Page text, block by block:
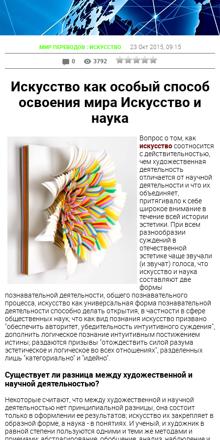
МИР ПЕРЕВОДОВ: ИСКУССТВО 23 Окт 2015 , 09:15
0
3792
Искусство как особый способ
освоения мира Искусство и
наука
Вопрос о том, как
искусствосоотносится
с действительностью,
чем художественная
деятельность
отличается от научной
деятельности и что их
объединяет,
притягивало к себе
широкое внимание в
течение всей истории
эстетики. При всем
разнообразии
суждений в
отечественной
эстетике чаще звучали
(и звучат) голоса, что
искусство и наука
составляют две
формы
познавательной деятельности, общего познавательного
процесса, искусство как универсальная форма познавательной
деятельности способно делать открытия, в частности в сфере
общественных наук; что как вид познания искусство призвано
"обеспечить авторитет, убедительность интуитивного суждения",
дополнить логическое познание интуитивным постижением
истины; раздаются призывы "отождествить силой разума
эстетическое и логическое во всех отношениях", разделенных
лишь "категориально" и "идейно".
Существует ли разница между художественной и
научной деятельностью?
Некоторые считают, что между художественной и научной
деятельностью нет принципиальной разницы, она состоит
только в оформлении ее результатов; искусство их закрепляет в
образной форме, а наука - в понятиях. И ученый, и художник в
равной степени пользуются одними и теми же методами и